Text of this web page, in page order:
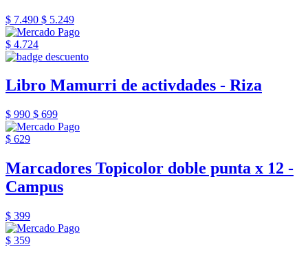
$ 7.490 $ 5.249
$ 4.724
Libro Mamurri de activdades - Riza
$ 990 $ 699
$ 629
Marcadores Topicolor doble punta x 12 -
Campus
$ 399
$ 359